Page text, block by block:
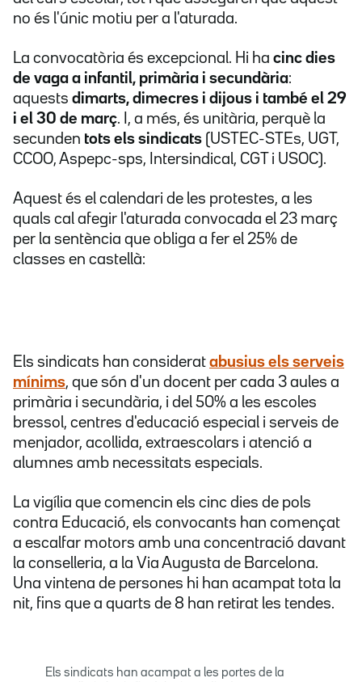
no és l'únic motiu per a l'aturada.
La convocatòria és excepcional. Hi ha cinc dies
de vaga a infantil, primària i secundària:
aquests dimarts, dimecres i dijous i també el 29
i el 30 de març. I, a més, és unitària, perquè la
secunden tots els sindicats (USTEC-STEs, UGT,
CCOO, Aspepc-sps, Intersindical, CGT i USOC).
Aquest és el calendari de les protestes, a les
quals cal afegir l'aturada convocada el 23 març
per la sentència que obliga a fer el 25% de
classes en castellà:
Els sindicats han considerat abusius els serveis
mínims, que són d'un docent per cada 3 aules a
primària i secundària, i del 50% a les escoles
bressol, centres d'educació especial i serveis de
menjador, acollida, extraescolars i atenció a
alumnes amb necessitats especials.
La vigília que comencin els cinc dies de pols
contra Educació, els convocants han començat
a escalfar motors amb una concentració davant
la conselleria, a la Via Augusta de Barcelona.
Una vintena de persones hi han acampat tota la
nit, fins que a quarts de 8 han retirat les tendes.
Els sindicats han acampat a les portes de la